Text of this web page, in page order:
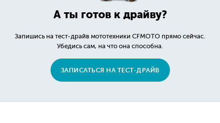
А ты готов к драйву?
Запишись на тест-драйв мототехники CFMOTO прямо сейчас.
Убедись сам, на что она способна.
ЗАПИСАТЬСЯ НА ТЕСТ-ДРАЙВ